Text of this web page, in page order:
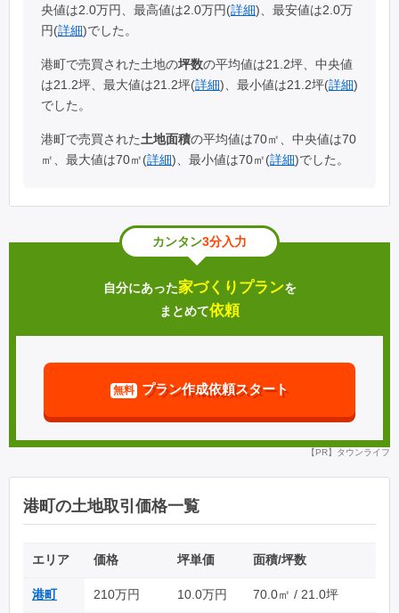
央値は2.0万円、最高値は2.0万円(詳細)、最安値は2.0万
円(詳細)でした。
港町で売買された土地の坪数の平均値は21.2坪、中央値
は21.2坪、最大値は21.2坪(詳細)、最小値は21.2坪(詳細)
でした。
港町で売買された土地面積の平均値は70㎡、中央値は70
㎡、最大値は70㎡(詳細)、最小値は70㎡(詳細)でした。
カンタン3分入力
自分にあった家づくりプランを
まとめて依頼
無料 プラン作成依頼スタート
【PR】タウンライフ
港町の土地取引価格一覧
港町 210万円 10.0万円 70.0㎡ / 21.0坪
エリア 価格 坪単価 面積/坪数